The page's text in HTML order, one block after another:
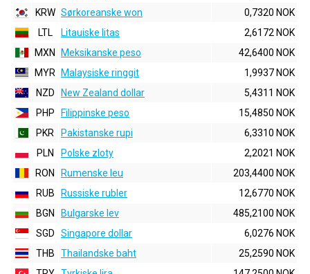
KRW Sørkoreanske won
0,7320 NOK
LTL
Litauiske litas
2,6172 NOK
MXN
Meksikanske peso
42,6400 NOK
MYR
Malaysiske ringgit
1,9937 NOK
NZD
New Zealand dollar
5,4311 NOK
PHP
Filippinske peso
15,4850 NOK
PKR
Pakistanske rupi
6,3310 NOK
PLN
Polske zloty
2,2021 NOK
RON
Rumenske leu
203,4400 NOK
RUB
Russiske rubler
12,6770 NOK
BGN
Bulgarske lev
485,2100 NOK
SGD
Singapore dollar
6,0276 NOK
THB
Thailandske baht
25,2590 NOK